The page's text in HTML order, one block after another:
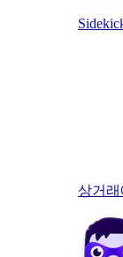
상거